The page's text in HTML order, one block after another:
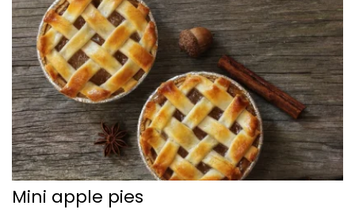
Mini apple pies